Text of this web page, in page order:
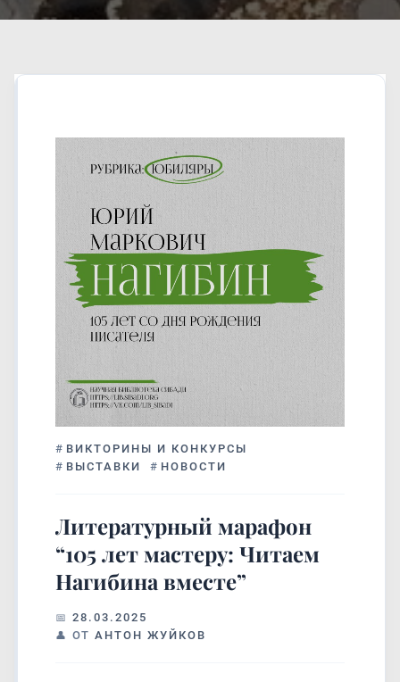
# ВИКТОРИНЫ И КОНКУРСЫ
# ВЫСТАВКИ # НОВОСТИ
Литературный марафон
“105 лет мастеру: Читаем
Нагибина вместе”
28.03.2025
ОТ АНТОН ЖУЙКОВ